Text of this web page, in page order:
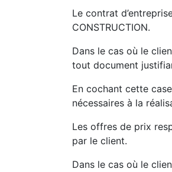
Le contrat
CONSTRUCTION.
Dans le cas où le
tout document
En cochant cette
nécessaires à la
Les offres de prix
par le client.
Dans le cas où le